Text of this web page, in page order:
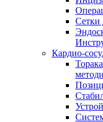
Сетки
Кардио-